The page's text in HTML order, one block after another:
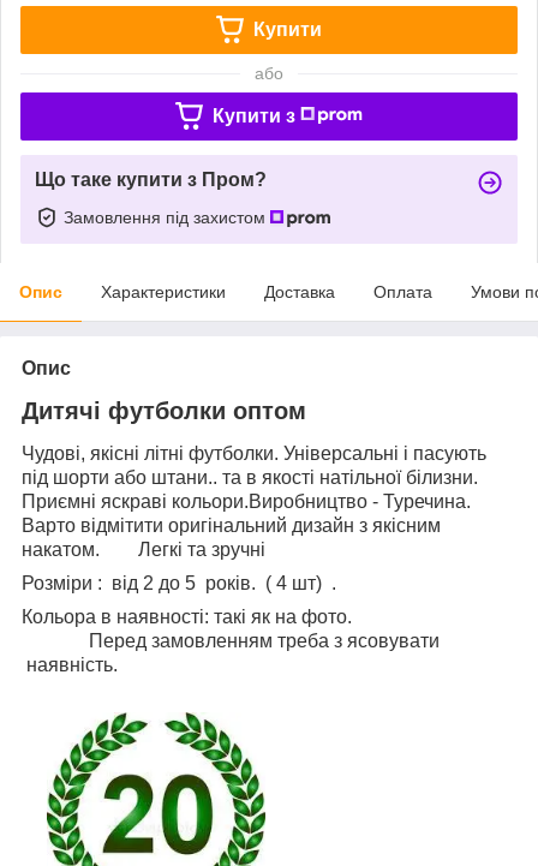
Купити
або
Купити з
Що таке купити з Пром?
Замовлення під захистом
Опис Характеристики Доставка Оплата Умови
Опис
Дитячі футболки оптом
Чудові, якісні літні футболки. Універсальні і пасують
під шорти або штани.. та в якості натільної білизни.
Приємні яскраві кольори.Виробництво - Туречина.
Варто відмітити оригінальний дизайн з якісним
накатом. Легкі та зручні
Розміри : від 2 до 5 років. ( 4 шт) .
Кольора в наявності: такі як на фото.
Перед замовленням треба з ясовувати
наявність.